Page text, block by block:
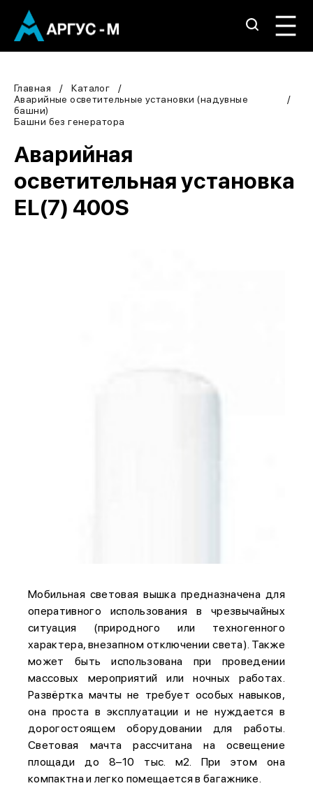
Главная
Каталог
Аварийные осветительные установки (надувные
башни)
Башни без генератора
Аварийная
осветительная установка
EL(7) 400S
Мобильная световая вышка предназначена для
оперативного использования в чрезвычайных
ситуация (природного или техногенного
характера, внезапном отключении света). Также
может быть использована при проведении
массовых мероприятий или ночных работах.
Развёртка мачты не требует особых навыков,
она проста в эксплуатации и не нуждается в
дорогостоящем оборудовании для работы.
Световая мачта рассчитана на освещение
площади до 8–10 тыс. м2. При этом она
компактна и легко помещается в багажнике.